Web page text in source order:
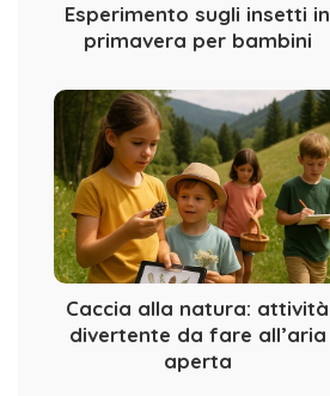
Esperimento sugli insetti in
primavera per bambini
Caccia alla natura: attività
divertente da fare all’aria
aperta